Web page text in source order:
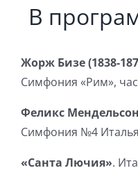
В
Жорж Бизе (1838-
Симфония «Рим»,
Феликс Мендельсон
Симфония №4
«Санта Лючия».